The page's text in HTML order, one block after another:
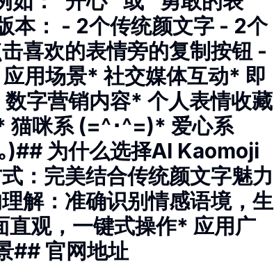
本： - 2个传统颜文字 - 2个
喜欢的表情旁的复制按钮 -
用场景* 社交媒体互动* 即
字营销内容* 个人表情收藏
猫咪系 (=^･^=)* 爱心系
为什么选择AI Kaomoji
：完美结合传统颜文字魅力
解：准确识别情感语境，生
直观，一键式操作* 应用广
## 官网地址